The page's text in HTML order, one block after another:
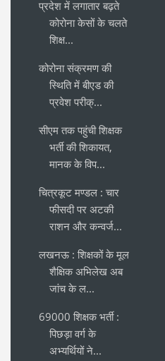
प्रदेश में लगातार बढ़ते
कोरोना केसों के चलते
शिक्ष...
कोरोना संक्रमण की
स्थिति में बीएड की
प्रवेश परीक्...
सीएम तक पहुंची शिक्षक
भर्ती की शिकायत,
मानक के विप...
चित्रकूट मण्डल : चार
फीसदी पर अटकी
राशन और कन्वर्ज...
लखनऊ : शिक्षकों के मूल
शैक्षिक अभिलेख अब
जांच के ल...
69000 शिक्षक भर्ती :
पिछड़ा वर्ग के
अभ्यर्थियों ने...